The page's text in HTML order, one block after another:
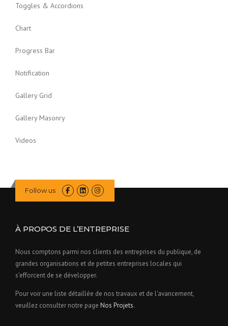
Toggles & Accordions
Chart
Progress Bar
Notification
Gallery Grid
Gallery Masonry
Videos
Follow us
À PROPOS DE L’ENTREPRISE
Nous comptons parmi nos clients des entreprises du publique, de
grandes organisations et de petites entreprises locales qui
s'efforcent de se développer.
Pour voir une liste détaillée de nos travaux et de l'avancement,
veuillez consulter notre page Nos Projets.